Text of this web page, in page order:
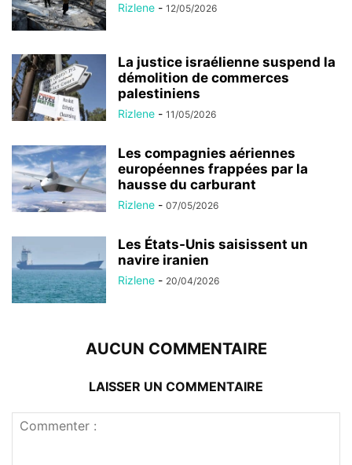
Rizlene - 12/05/2026
La justice israélienne suspend la
démolition de commerces
palestiniens
Rizlene - 11/05/2026
Les compagnies aériennes
européennes frappées par la
hausse du carburant
Rizlene - 07/05/2026
Les États-Unis saisissent un
navire iranien
Rizlene - 20/04/2026
AUCUN COMMENTAIRE
LAISSER UN COMMENTAIRE